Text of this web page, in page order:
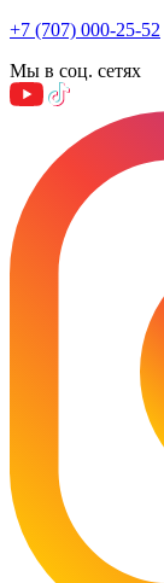
+7 (707) 000-25-52
Мы в соц. сетях